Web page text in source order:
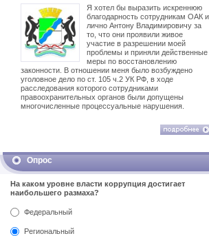
Я хотел бы выразить искреннюю
благодарность сотрудникам ОАК и
лично Антону Владимировичу за
то, что они проявили живое
участие в разрешении моей
проблемы и приняли действенные
меры по восстановлению
законности. В отношении меня было возбуждено
уголовное дело по ст. 105 ч.2 УК РФ, в ходе
расследования которого сотрудниками
правоохранительных органов были допущены
многочисленные процессуальные нарушения.
Опрос
На каком уровне власти коррупция достигает
наибольшего размаха?
Федеральный
Региональный